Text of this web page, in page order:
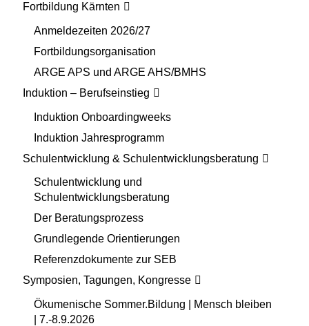
Fortbildung Kärnten
Anmeldezeiten 2026/27
Fortbildungsorganisation
ARGE APS und ARGE AHS/BMHS
Induktion – Berufseinstieg
Induktion Onboardingweeks
Induktion Jahresprogramm
Schulentwicklung & Schulentwicklungsberatung
Schulentwicklung und
Schulentwicklungsberatung
Der Beratungsprozess
Grundlegende Orientierungen
Referenzdokumente zur SEB
Symposien, Tagungen, Kongresse
Ökumenische Sommer.Bildung | Mensch bleiben
| 7.-8.9.2026